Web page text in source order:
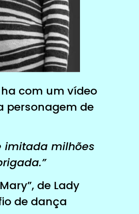
com um vídeo
personagem de
imitada milhões
de Lady
de dança